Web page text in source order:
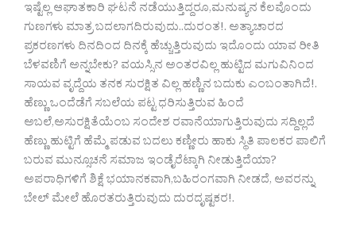
ಇಷ್ಟೆಲ್ಲ ಆಘಾತಕಾರಿ‌ ಘಟನೆ ನಡೆಯುತ್ತಿದ್ದರೂ,ಮನುಷ್ಯನ ಕೆಲವೊಂದು
ಗುಣಗಳು ಮಾತ್ರ ಬದಲಾಗದಿರುವುದು..ದುರಂತ!. ಅತ್ಯಾಚಾರದ
ಪ್ರಕರಣಗಳು ದಿನದಿಂದ ದಿನಕ್ಕೆ ಹೆಚ್ಚುತ್ತಿರುವುದು ಇದೊಂದು ಯಾವ ರೀತಿ
ಬೆಳವಣಿಗೆ ಅನ್ನಬೇಕು? ವಯಸ್ಸಿನ ಅಂತರವಿಲ್ಲ ಹುಟ್ಟಿದ ಮಗುವಿನಿಂದ
ಸಾಯವ ವೃದ್ದೆಯ ತನಕ ಸುರಕ್ಷಿತ ವಿಲ್ಲ ಹಣ್ಣಿನ ಬದುಕು ಎಂಬಂತಾಗಿದೆ!.
ಹೆಣ್ಣು ಒಂದೆಡೆಗೆ ಸಬಲೆಯ ಪಟ್ಟ ಧರಿಸುತ್ತಿರುವ ಹಿಂದೆ
ಅಬಲೆ,ಅಸುರಕ್ಷಿತೆಯೆಂಬ ಸಂದೇಶ ರವಾನೆಯಾಗುತ್ತಿರುವುದು ಸದ್ದಿಲ್ಲದೆ
ಹೆಣ್ಣು ಹುಟ್ಟಿಗೆ ಹೆಮ್ಮೆ ಪಡುವ ಬದಲು ಕಣ್ಣೀರು ಹಾಕು ಸ್ಥಿತಿ ಪಾಲಕರ ಪಾಲಿಗೆ
ಬರುವ ಮುನ್ಸೂಚನೆ ಸಮಾಜ ಇಂಡೈರೆಟ್ಕಾಗಿ ನೀಡುತ್ತಿದೆಯಾ?
ಅಪರಾಧಿಗಳಿಗೆ ಶಿಕ್ಷೆ ಭಯಾನಕವಾಗಿ,ಬಹಿರಂಗವಾಗಿ ನೀಡದೆ, ಅವರನ್ನು
ಬೇಲ್ ಮೇಲೆ ಹೊರತರುತ್ತಿರುವುದು ದುರದೃಷ್ಟಕರ!.